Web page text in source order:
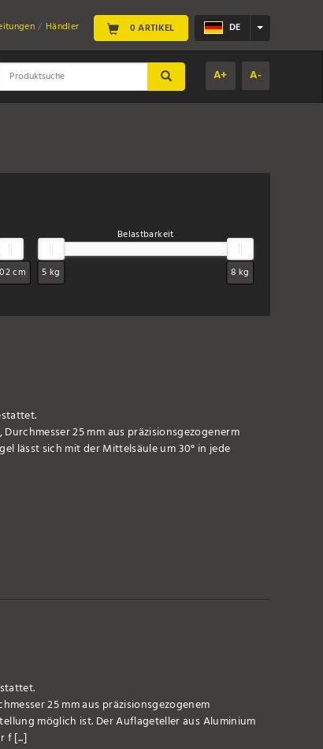
DE
0 ARTIKEL
Händler
A+ A-
SUBMIT
cm
Belastbarkeit
5 kg 8 kg
25 mm aus präzisionsgezogenerm
lässt sich mit der Mittelsäule um 30° in jede
25 mm aus präzisionsgezogenem
möglich ist. Der Auflageteller aus Aluminium
f [...]